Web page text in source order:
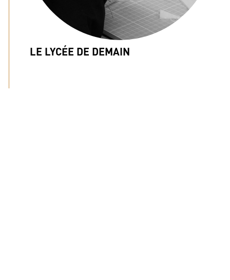
LE LYCÉE DE DEMAIN